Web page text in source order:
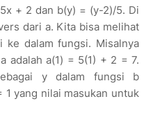
+ 2 dan b(y) = (y-2)/5. Di
dari a. Kita bisa melihat
ke dalam fungsi. Misalnya
adalah a(1) = 5(1) + 2 = 7.
y dalam fungsi b
yang nilai masukan untuk